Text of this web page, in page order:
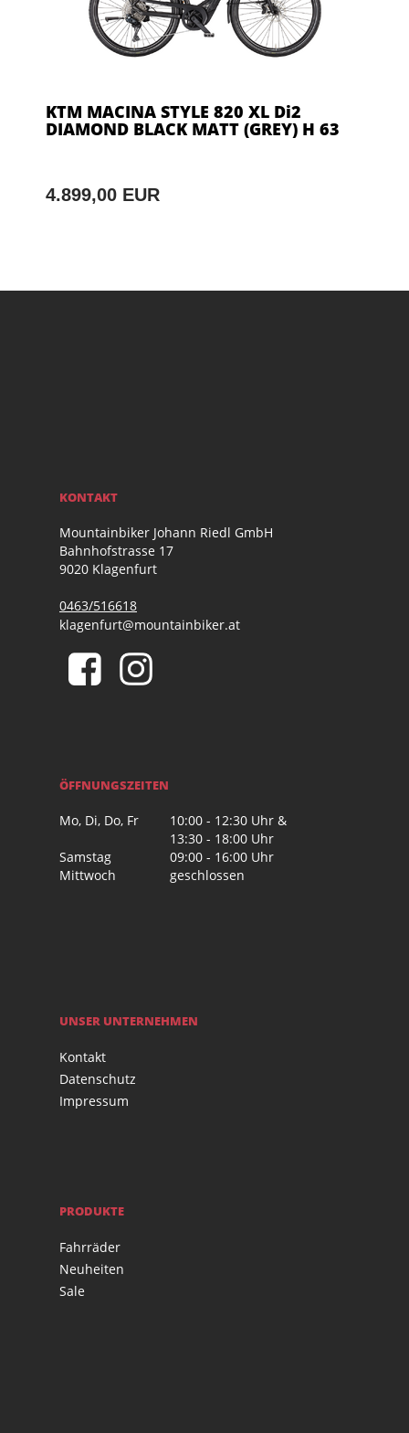
KTM MACINA STYLE 820 XL Di2
DIAMOND BLACK MATT (GREY) H 63
4.899,00 EUR
KONTAKT
Mountainbiker Johann Riedl GmbH
Bahnhofstrasse 17
9020 Klagenfurt
0463/516618
klagenfurt@mountainbiker.at
ÖFFNUNGSZEITEN
Mo, Di, Do, Fr
10:00 - 12:30 Uhr &
13:30 - 18:00 Uhr
Samstag
09:00 - 16:00 Uhr
Mittwoch
geschlossen
UNSER UNTERNEHMEN
Kontakt
Datenschutz
Impressum
PRODUKTE
Fahrräder
Neuheiten
Sale